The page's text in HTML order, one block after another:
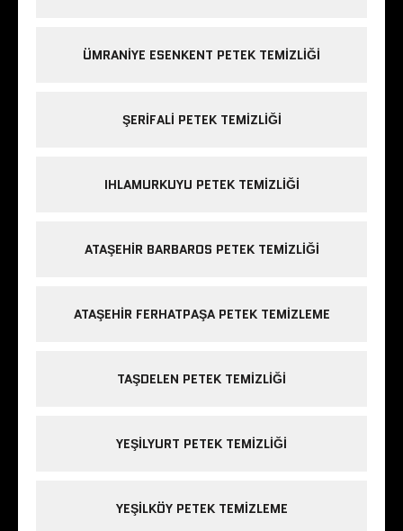
ÜMRANIYE ESENKENT PETEK TEMIZLIĞI
ŞERIFALI PETEK TEMIZLIĞI
IHLAMURKUYU PETEK TEMIZLIĞI
ATAŞEHIR BARBAROS PETEK TEMIZLIĞI
ATAŞEHIR FERHATPAŞA PETEK TEMIZLEME
TAŞDELEN PETEK TEMIZLIĞI
YEŞILYURT PETEK TEMIZLIĞI
YEŞILKÖY PETEK TEMIZLEME